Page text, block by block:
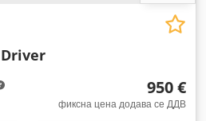
950 €
фиксна цена додава се ДДВ